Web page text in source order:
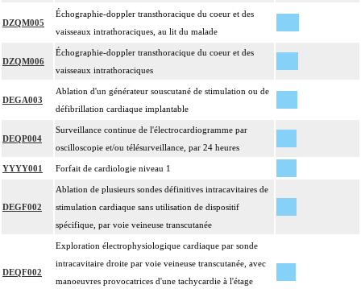
DZQM005
Échographie-doppler transthoracique du coeur et des
vaisseaux intrathoraciques, au lit du malade
DZQM006
Échographie-doppler transthoracique du coeur et des
vaisseaux intrathoraciques
DEGA003
Ablation d'un générateur souscutané de stimulation ou de
défibrillation cardiaque implantable
DEQP004
Surveillance continue de l'électrocardiogramme par
oscilloscopie et/ou télésurveillance, par 24 heures
YYYY001 Forfait de cardiologie niveau 1
DEGF002
Ablation de plusieurs sondes définitives intracavitaires de
stimulation cardiaque sans utilisation de dispositif
spécifique, par voie veineuse transcutanée
DEQF002
Exploration électrophysiologique cardiaque par sonde
intracavitaire droite par voie veineuse transcutanée, avec
manoeuvres provocatrices d'une tachycardie à l'étage